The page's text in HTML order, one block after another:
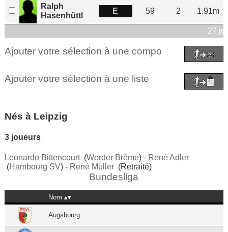
Ralph
Hasenhüttl
E 59 2 1.91m
27
Ajouter votre sélection à une compo
Ajouter votre sélection à une liste
Nés à Leipzig
3 joueurs
Leonardo Bittencourt(Werder Brême) - René Adler
(Hambourg SV) - René Müller(Retraité)
Bundesliga
Nom
Augsbourg